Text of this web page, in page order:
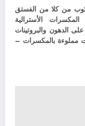
من كلا من الفستق
الأسترالية
الدهون والبروتينات
مملوءة بالمكسرات –